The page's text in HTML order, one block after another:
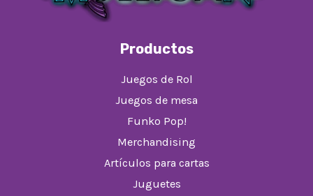
Productos
Juegos de Rol
Juegos de mesa
Funko Pop!
Merchandising
Artículos para cartas
Juguetes